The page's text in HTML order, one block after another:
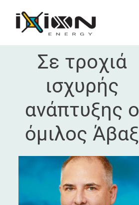
Σε τροχιά
ισχυρής
ανάπτυξης ο
όμιλος Άβαξ